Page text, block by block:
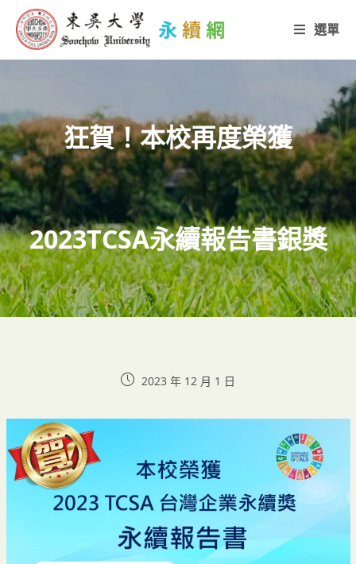
選單
狂賀！本校再度榮獲
2023TCSA永續報告書銀獎
2023 年 12 月 1 日